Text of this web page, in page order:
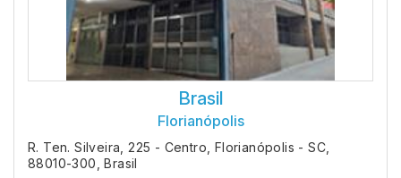
Brasil
Florianópolis
R. Ten. Silveira, 225 - Centro, Florianópolis - SC,
88010-300, Brasil